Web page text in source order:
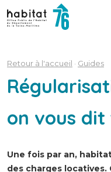
Retour à l'accueil · Guides
on vous
Une fois par an,
des charges locatives.